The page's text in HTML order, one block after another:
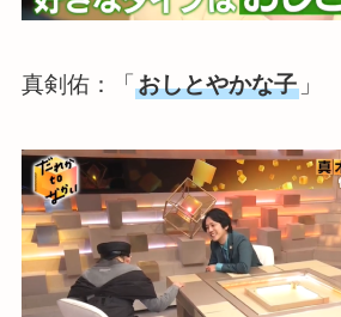
真剣佑：「 おしとやかな子」